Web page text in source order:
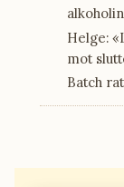
Helge:
mot
Batch